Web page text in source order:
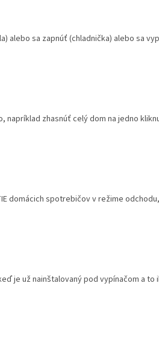
alebo sa zapnúť (chladnička) alebo sa
zhasnúť celý dom na jedno
domácich spotrebičov v režime
je už nainštalovaný pod vypínačom a to